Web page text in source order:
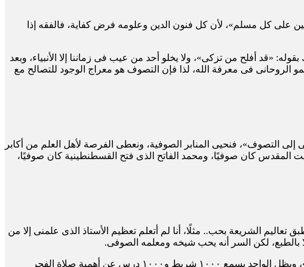
على كل مسلم»، لأن كل فنون الدين وعلومه فرض كفاية، فالفقه إذا
«قد أفلح من تزكى»، ولا يخلو أحد من عيب فى زماننا إلا الأنبياء، وبعد
الروحانى فى معرفة الله، لذا فإن التصوف هو معراج الوجود للتصالح مع
التصوف»، فنحيى المنابر الصوفية، ونعطى الفرصة لأهل العلم من أكابر
المقدس كان صوفيًا، ومحمد الفاتح الذى فتح القسطنطينية كان صوفيًا،
الشريعة بحب.. مثلًا، أنا لم أتعلم تعظيم الأستاذ الذى علمنى إلا من
بالطبع، لكن السر أنه يحب شيخه ومعلمه الصوفى.
الإمام فى المسجد يمكث وقتًا طويلًا يخطب عن الصبر وقيام الليل طوال النهار، ويأتى الشيخ يقول لمريده: «يا ولد لا تنسى قيام الليل»، ويظل الواحد يسمع ١٠٠٠ شريط و١٠٠٠ درس عن أهمية صلاة الفجر